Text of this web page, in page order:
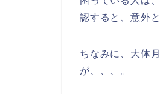
認すると、意外
ちなみに、大体
が、、、。